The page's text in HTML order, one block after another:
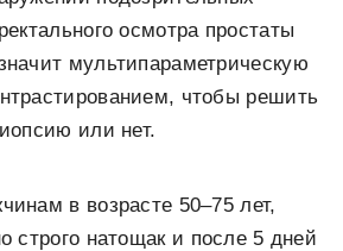
осмотра простаты
мультипараметрическую
чтобы решить
или нет.
в возрасте 50–75 лет,
строго натощак и после 5 дней